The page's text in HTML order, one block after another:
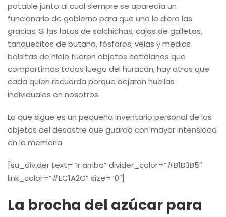
potable junto al cual siempre se aparecía un
funcionario de gobierno para que uno le diera las
gracias. Si las latas de salchichas, cajas de galletas,
tanquecitos de butano, fósforos, velas y medias
bolsitas de hielo fueron objetos cotidianos que
compartimos todos luego del huracán, hay otros que
cada quien recuerda porque dejaron huellas
individuales en nosotros.
Lo que sigue es un pequeño inventario personal de los
objetos del desastre que guardo con mayor intensidad
en la memoria.
[su_divider text=”Ir arriba” divider_color=”#B1B3B5″
link_color=”#EC1A2C” size=”0″]
La brocha del azúcar para